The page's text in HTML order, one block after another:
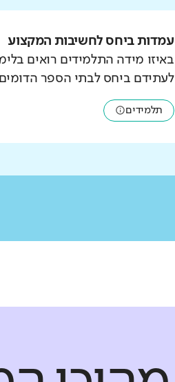
עמדות ביחס לחשיבות המקצוע
באיזו מידה התלמידים רואים
לעתידם ביחס לבתי הספר
תלמידים